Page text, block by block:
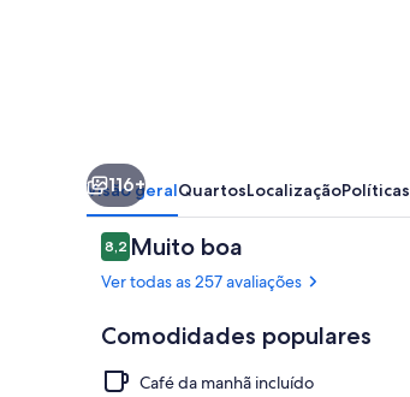
116+
Visão geralQuartosLocalizaçãoPolíticas
Avaliações
8,28,2 de 10
Muito boa
Ver todas as 257 avaliações
Comodidades populares
Café da manhã incluído